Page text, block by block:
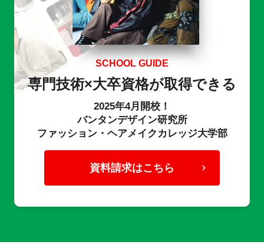
SCHOOL GUIDE
専門技術×大卒資格が取得できる
2025年4月開校！
バンタンデザイン研究所
ファッション・ヘアメイクカレッジ大学部
資料請求はこちら